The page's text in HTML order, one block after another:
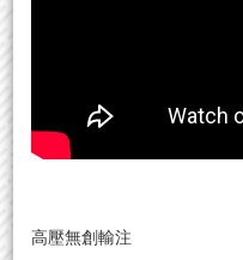
高壓無創輸注